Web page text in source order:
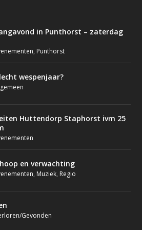
in Punthorst – zaterdag
, Punthorst
wespenjaar?
Huttendorp Staphorst ivm 25
en verwachting
, Muziek, Regio
Gevonden